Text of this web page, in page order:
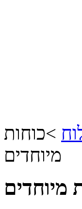
>כוחות
מיוחדים
מיוחדים